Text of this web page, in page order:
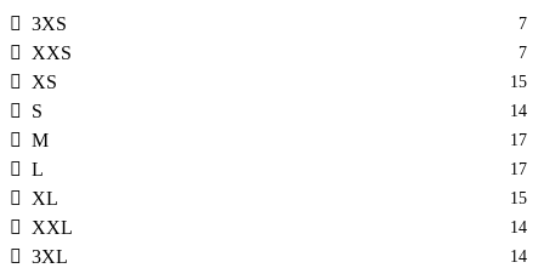
3XS 7
XXS 7
XS 15
S 14
M 17
L 17
XL 15
XXL 14
3XL 14